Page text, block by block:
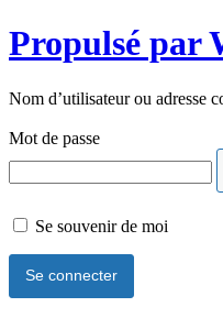
Propulsé par
Nom d’utilisateur ou adresse
Mot de passe
Se souvenir de moi